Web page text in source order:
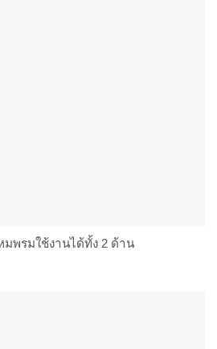
มพรมใช้งานได้ทั้ง 2 ด้าน